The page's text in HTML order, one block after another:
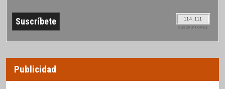
114.111
SUSCRIPTORES
Publicidad